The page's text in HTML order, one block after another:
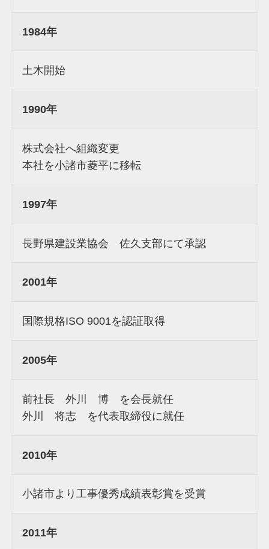
1984年
土木開始
1990年
株式会社へ組織変更
本社を小諸市菱平に移転
1997年
長野県建設業協会 佐久支部にて承認
2001年
国際規格ISO 9001を認証取得
2005年
前社長 外川 博 を会長就任
外川 将志 を代表取締役に就任
2010年
小諸市より工事優秀成績表彰賞を受賞
2011年